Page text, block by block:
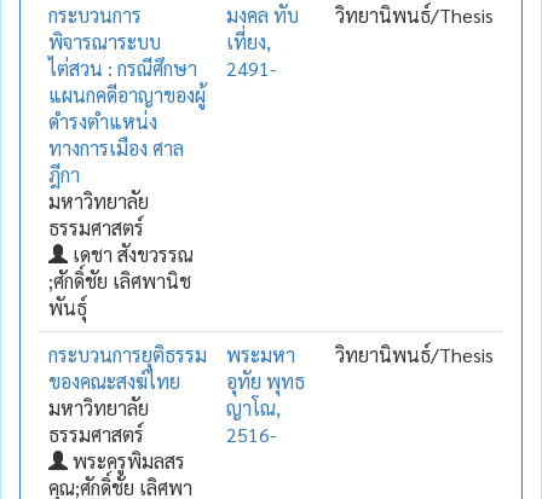
กระบวนการ
พิจารณาระบบ
ไต่สวน : กรณีศึกษา
แผนกคดีอาญาของผู้
ดำรงตำแหน่ง
ทางการเมือง ศาล
ฎีกา
มหาวิทยาลัย
ธรรมศาสตร์
เดชา สังขวรรณ
;ศักดิ์ชัย เลิศพานิช
พันธุ์
มงคล ทับ
เที่ยง,
2491-
วิทยานิพนธ์/Thesis
กระบวนการยุติธรรม
ของคณะสงฆ์ไทย
มหาวิทยาลัย
ธรรมศาสตร์
พระครูพิมลสร
คุณ;ศักดิ์ชัย เลิศพา
พระมหา
อุทัย พุทธ
ญาโณ,
2516-
วิทยานิพนธ์/Thesis